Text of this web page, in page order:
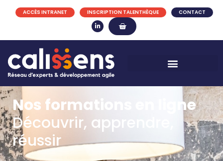
ACCÈS INTRANET INSCRIPTION TALENTHÈQUE CONTACT
Nos formations en ligne
Découvrir, apprendre,
réussir